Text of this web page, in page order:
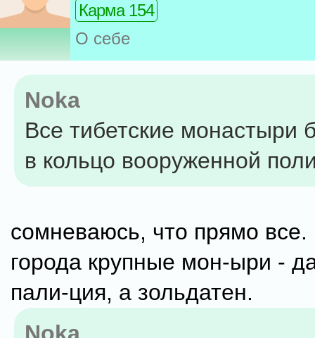
Карма 154
О себе
Noka
Все тибетские монастыри
в кольцо вооруженной
сомневаюсь, что прямо все.
города крупные мон-ыри -
пали-ция, а зольдатен.